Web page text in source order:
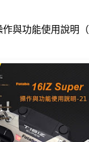
作與功能使用說明（